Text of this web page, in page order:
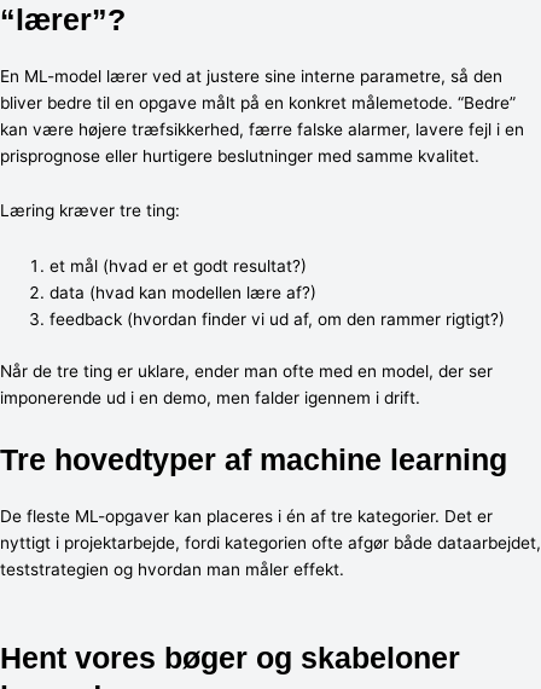
“lærer”?
En ML-model lærer ved at justere sine interne parametre, så den
bliver bedre til en opgave målt på en konkret målemetode. “Bedre”
kan være højere træfsikkerhed, færre falske alarmer, lavere fejl i en
prisprognose eller hurtigere beslutninger med samme kvalitet.
Læring kræver tre ting:
et mål (hvad er et godt resultat?)
data (hvad kan modellen lære af?)
feedback (hvordan finder vi ud af, om den rammer rigtigt?)
Når de tre ting er uklare, ender man ofte med en model, der ser
imponerende ud i en demo, men falder igennem i drift.
Tre hovedtyper af machine learning
De fleste ML-opgaver kan placeres i én af tre kategorier. Det er
nyttigt i projektarbejde, fordi kategorien ofte afgør både dataarbejdet,
teststrategien og hvordan man måler effekt.
Hent vores bøger og skabeloner